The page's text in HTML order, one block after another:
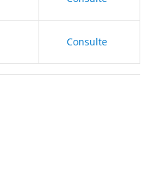
Consulte